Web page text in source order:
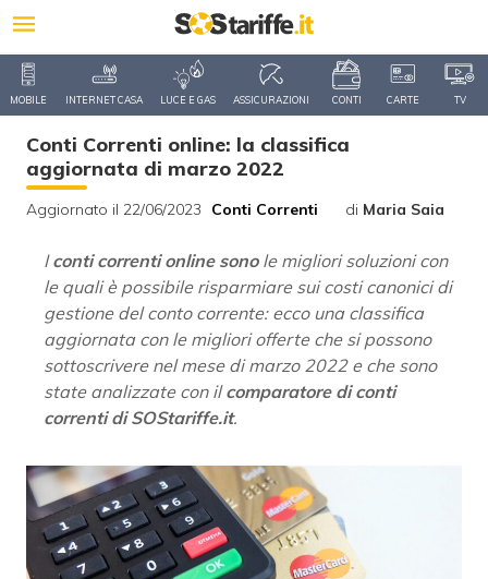
MOBILE INTERNET CASA LUCE E GAS ASSICURAZIONI CONTI CARTE TV
Conti Correnti online: la classifica
aggiornata di marzo 2022
Aggiornato il 22/06/2023 Conti Correnti di Maria Saia
Iconti correnti online sonole migliori soluzioni con
le quali è possibile risparmiare sui costi canonici di
gestione del conto corrente: ecco una classifica
aggiornata con le migliori offerte che si possono
sottoscrivere nel mese di marzo 2022 e che sono
state analizzate con ilcomparatore di conti
correnti di SOStariffe.it.